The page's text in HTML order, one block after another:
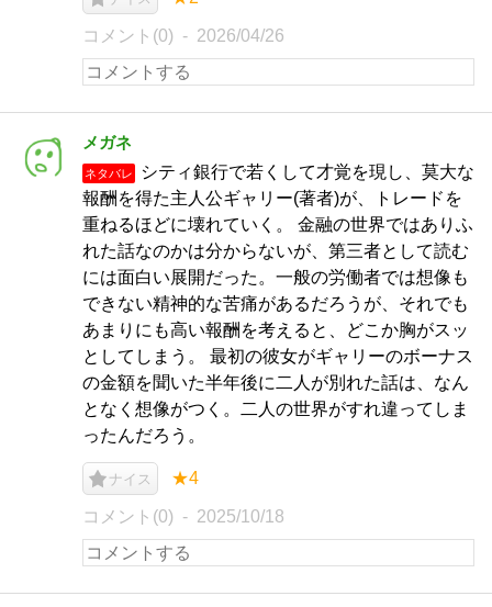
コメント(0) 2026/04/26
メガネ
ネタバレ
シティ銀行で若くして才覚を現し、莫大な
報酬を得た主人公ギャリー(著者)が、トレードを
重ねるほどに壊れていく。 金融の世界ではありふ
れた話なのかは分からないが、第三者として読む
には面白い展開だった。一般の労働者では想像も
できない精神的な苦痛があるだろうが、それでも
あまりにも高い報酬を考えると、どこか胸がスッ
としてしまう。 最初の彼女がギャリーのボーナス
の金額を聞いた半年後に二人が別れた話は、なん
となく想像がつく。二人の世界がすれ違ってしま
ったんだろう。
ナイス ★4
コメント(0) 2025/10/18